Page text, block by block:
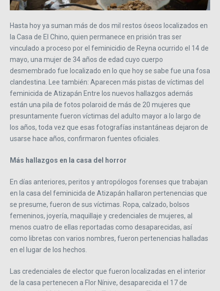
Hasta hoy ya suman más de dos mil restos óseos localizados en
la Casa de El Chino, quien permanece en prisión tras ser
vinculado a proceso por el feminicidio de Reyna ocurrido el 14 de
mayo, una mujer de 34 años de edad cuyo cuerpo
desmembrado fue localizado en lo que hoy se sabe fue una fosa
clandestina. Lee también: Aparecen más pistas de víctimas del
feminicida de Atizapán Entre los nuevos hallazgos además
están una pila de fotos polaroid de más de 20 mujeres que
presuntamente fueron víctimas del adulto mayor a lo largo de
los años, toda vez que esas fotografías instantáneas dejaron de
usarse hace años, confirmaron fuentes oficiales.
Más hallazgos en la casa del horror
En días anteriores, peritos y antropólogos forenses que trabajan
en la casa del feminicida de Atizapán hallaron pertenencias que
se presume, fueron de sus víctimas. Ropa, calzado, bolsos
femeninos, joyería, maquillaje y credenciales de mujeres, al
menos cuatro de ellas reportadas como desaparecidas, así
como libretas con varios nombres, fueron pertenencias halladas
en el lugar de los hechos.
Las credenciales de elector que fueron localizadas en el interior
de la casa pertenecen a Flor Nínive, desaparecida el 17 de